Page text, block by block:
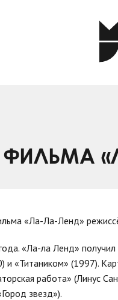
ФИЛЬМА
«Ла-Ла-Ленд»
«Ла-ла Ленд»
«Титаником» (1997).
работа» (Линус
звезд»).